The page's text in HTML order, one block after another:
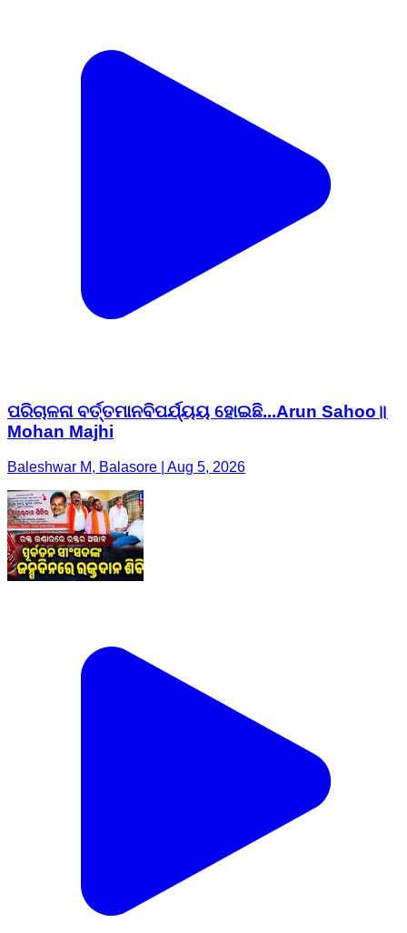
ପରିଚାଳନା ବର୍ତ୍ତମାନବିପର୍ଯ୍ୟୟ ହୋଇଛି...Arun Sahoo॥
Mohan Majhi
Baleshwar M, Balasore | Aug 5, 2026